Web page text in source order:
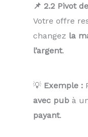
📌 2.2 Pivot
Votre offre
changez la
l’argent.
💡 Exemple :
avec pub à
payant.